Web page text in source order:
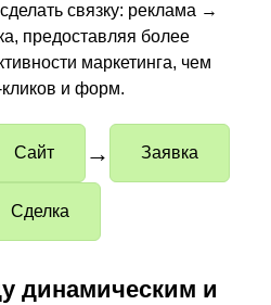
связку: реклама →
предоставляя более
маркетинга, чем
и форм.
Сайт → Заявка
Сделка
динамическим и